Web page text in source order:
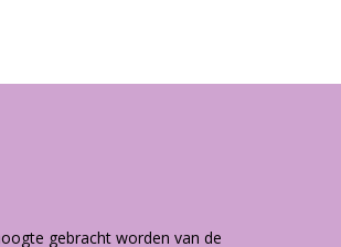
gebracht worden van de